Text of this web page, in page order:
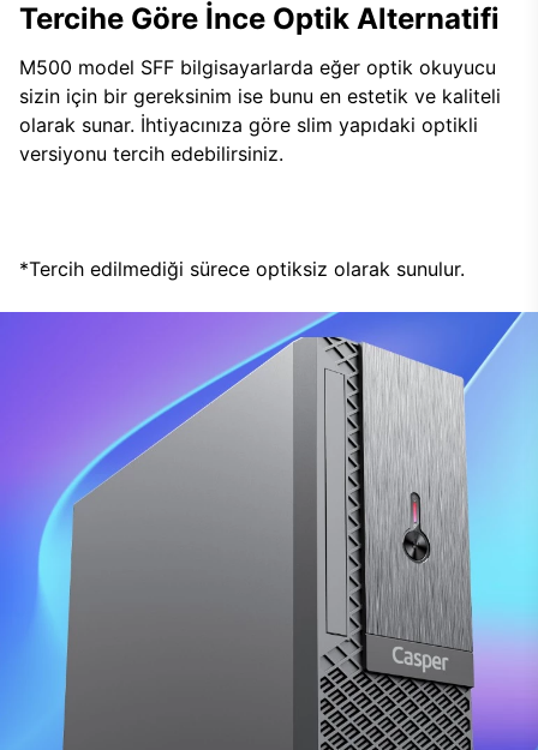
Tercihe Göre İnce Optik Alternatifi
M500 model SFF bilgisayarlarda eğer optik okuyucu
sizin için bir gereksinim ise bunu en estetik ve kaliteli
olarak sunar. İhtiyacınıza göre slim yapıdaki optikli
versiyonu tercih edebilirsiniz.
*Tercih edilmediği sürece optiksiz olarak sunulur.